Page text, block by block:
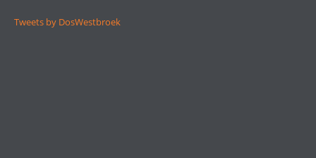
Tweets by DosWestbroek